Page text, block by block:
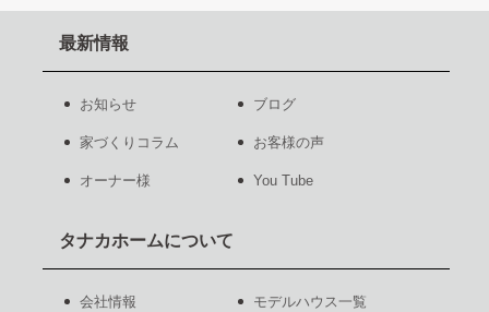
最新情報
お知らせ ブログ
家づくりコラム お客様の声
オーナー様 You Tube
タナカホームについて
会社情報 モデルハウス一覧